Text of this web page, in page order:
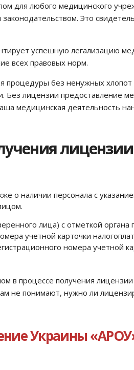
для любого медицинского
Это
успешную легализацию
всех правовых норм.
без ненужных
лицензии предоставление
медицинская деятельность
о наличии персонала с
лица) с отметкой
учетной карточки
номера учетной
в процессе получения
не понимают, нужно ли
Украины